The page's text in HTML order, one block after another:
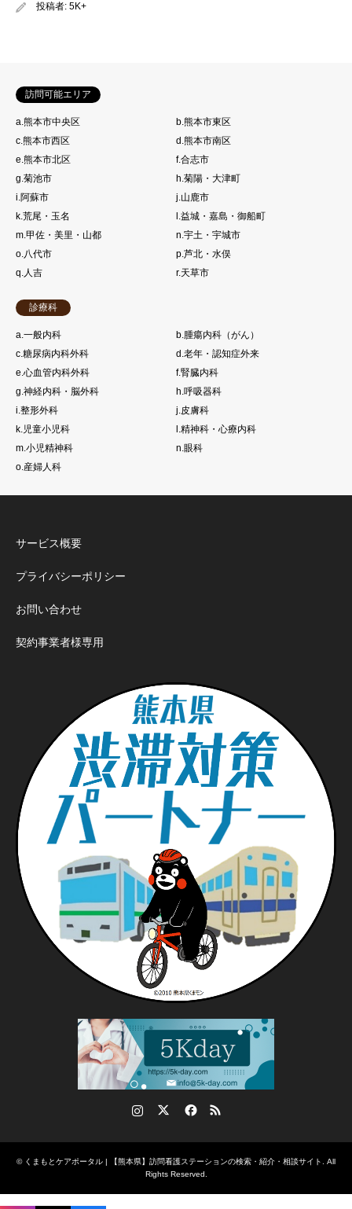
投稿者: 5K+
訪問可能エリア
a.熊本市中央区
b.熊本市東区
c.熊本市西区
d.熊本市南区
e.熊本市北区
f.合志市
g.菊池市
h.菊陽・大津町
i.阿蘇市
j.山鹿市
k.荒尾・玉名
l.益城・嘉島・御船町
m.甲佐・美里・山都
n.宇土・宇城市
o.八代市
p.芦北・水俣
q.人吉
r.天草市
診療科
a.一般内科
b.腫瘍内科（がん）
c.糖尿病内科外科
d.老年・認知症外来
e.心血管内科外科
f.腎臓内科
g.神経内科・脳外科
h.呼吸器科
i.整形外科
j.皮膚科
k.児童小児科
l.精神科・心療内科
m.小児精神科
n.眼科
o.産婦人科
サービス概要
プライバシーポリシー
お問い合わせ
契約事業者様専用
RSS
© くまもとケアポータル | 【熊本県】訪問看護ステーションの検索・紹介・相談サイト. All
Rights Reserved.